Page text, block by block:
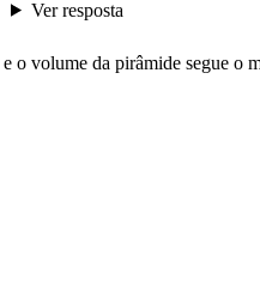
Ver resposta
o volume da pirâmide segue o